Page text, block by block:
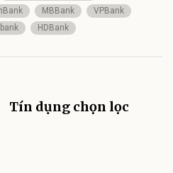
MBBank
VPBank
HDBank
Tín dụng chọn lọc